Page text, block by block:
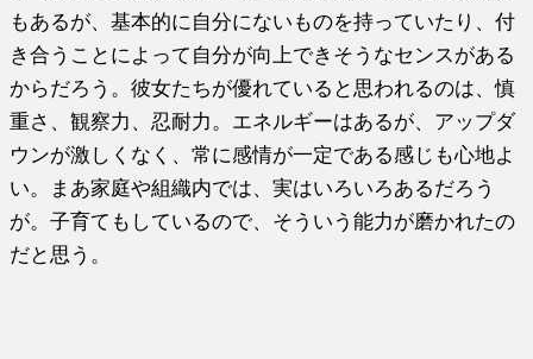
もあるが、基本的に自分にないものを持っていたり、付
き合うことによって自分が向上できそうなセンスがある
からだろう。彼女たちが優れていると思われるのは、慎
重さ、観察力、忍耐力。エネルギーはあるが、アップダ
ウンが激しくなく、常に感情が一定である感じも心地よ
い。まあ家庭や組織内では、実はいろいろあるだろう
が。子育てもしているので、そういう能力が磨かれたの
だと思う。